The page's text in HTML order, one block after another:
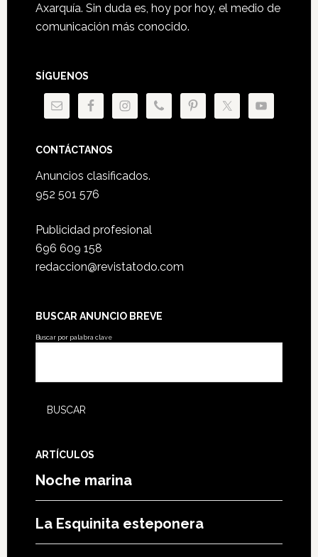
Axarquía. Sin duda es, hoy por hoy, el medio de
comunicación más conocido.
SÍGUENOS
CONTÁCTANOS
Anuncios clasificados.
952 501 576
Publicidad profesional
696 609 158
redaccion@revistatodo.com
BUSCAR ANUNCIO BREVE
Buscar por palabra clave
ARTÍCULOS
Noche marina
La Esquinita esteponera